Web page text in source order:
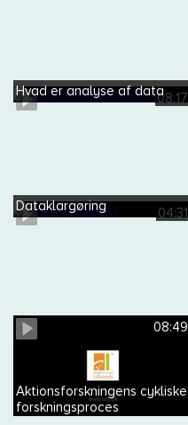
08:17
Hvad er analyse af data
04:31
Dataklargøring
08:49
Aktionsforskningens cykliske
forskningsproces